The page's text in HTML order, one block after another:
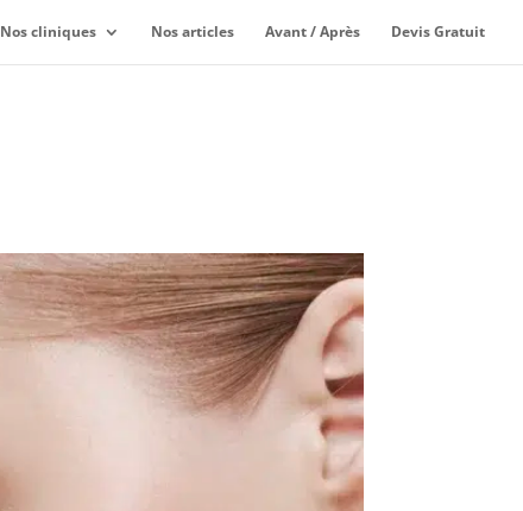
Nos cliniques Nos articles Avant / Après Devis Gratuit